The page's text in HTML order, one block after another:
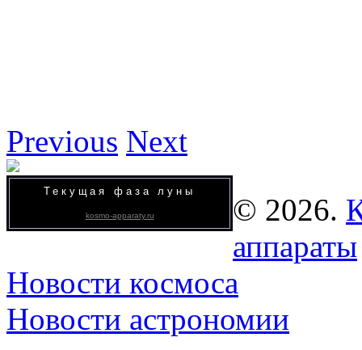
Previous Next
Текущая фаза луны
kosmo-apparaty.ru © 2026.
аппараты
Новости космоса
Новости астрономии